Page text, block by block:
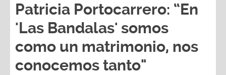
Patricia Portocarrero: “En
'Las Bandalas' somos
como un matrimonio, nos
conocemos tanto"